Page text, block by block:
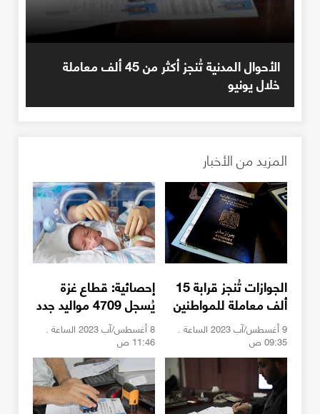
الأحوال المدنية تُنجز أكثر من 45 ألف معاملة
خلال يونيو
المزيد من الأخبار
الجوازات تُنجز قرابة 15
ألف معاملة للمواطنين
خلال يوليو 9 أغسطس/آب 2023 الساعة .
09:35 ص
إحصائية: قطاع غزة
يُسجل 4709 مواليد جدد
خلال يوليو 8 أغسطس/آب 2023 الساعة .
11:46 ص